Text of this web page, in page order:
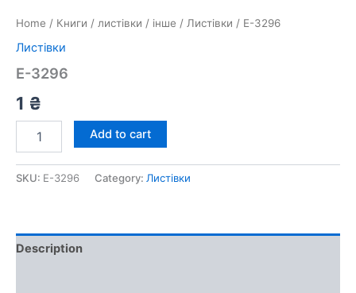
Home / Книги / листівки / інше / Листівки / E-3296
Листівки
E-3296
1 ₴
Add to cart
SKU: E-3296 Category: Листівки
Description